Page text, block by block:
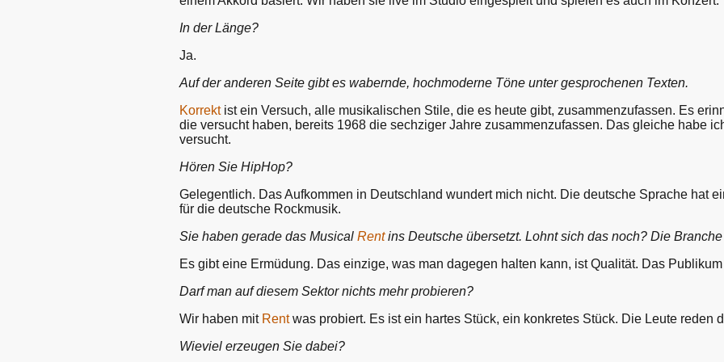
In der Länge?
Ja.
Auf der anderen Seite gibt es wabernde, hochmoderne Töne unter gesprochenen Texten.
Korrektist ein Versuch, alle musikalischen Stile, die es heute gibt, zusammenzufassen. Es
die versucht haben, bereits 1968 die sechziger Jahre zusammenzufassen. Das gleiche habe
versucht.
Hören Sie HipHop?
Gelegentlich. Das Aufkommen in Deutschland wundert mich nicht. Die deutsche Sprache hat
für die deutsche Rockmusik.
Sie haben gerade das Musical Rentins Deutsche übersetzt. Lohnt sich das noch? Die
Es gibt eine Ermüdung. Das einzige, was man dagegen halten kann, ist Qualität. Das
Darf man auf diesem Sektor nichts mehr probieren?
Wir haben mit Rentwas probiert. Es ist ein hartes Stück, ein konkretes Stück. Die Leute reden
Wieviel erzeugen Sie dabei?